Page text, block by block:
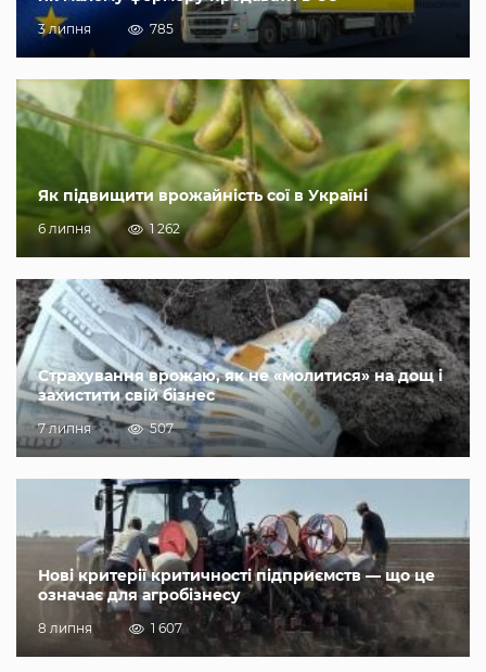
3 липня 785
Як підвищити врожайність сої в Україні
6 липня 1 262
Страхування врожаю, як не «молитися» на дощ і
захистити свій бізнес
7 липня 507
Нові критерії критичності підприємств — що це
означає для агробізнесу
8 липня 1 607